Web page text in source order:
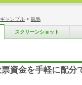
ギャンブル > 競馬
スクリーンショット
資金を手軽に配分